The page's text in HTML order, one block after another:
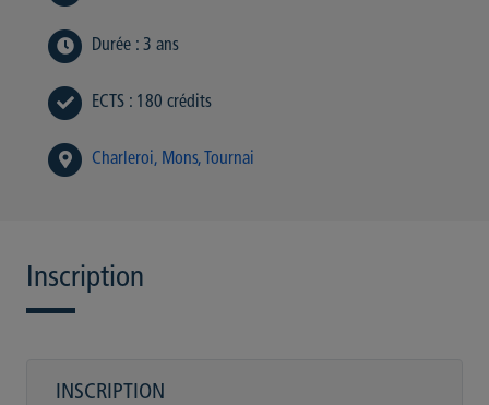
Durée : 3 ans
ECTS : 180 crédits
Charleroi Mons Tournai
Inscription
INSCRIPTION